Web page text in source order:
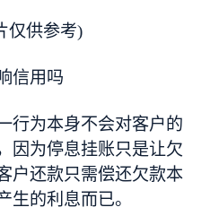
仅供参考)
信用吗
行为本身不会对客户的
因为停息挂账只是让欠
户还款只需偿还欠款本
生的利息而已。